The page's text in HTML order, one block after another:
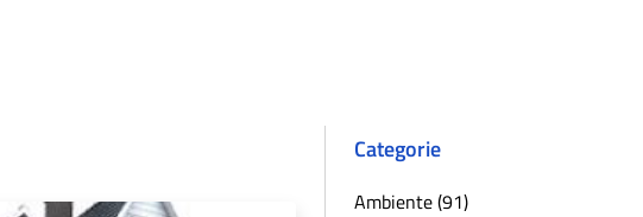
Categorie
Ambiente (91)